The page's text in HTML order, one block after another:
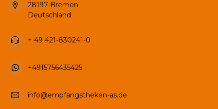
28197 Bremen
Deutschland
+ 49 421-830241-0
+4915756435425
info@empfangstheken-as.de